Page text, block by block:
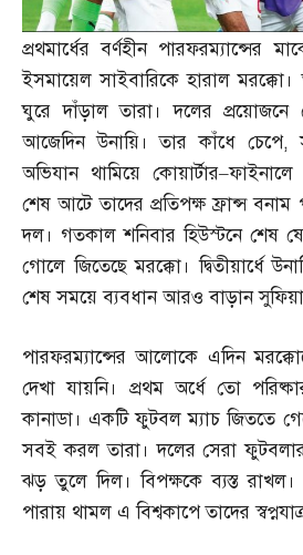
প্রথমার্ধের বর্ণহীন পারফরম্যান্সের
ইসমায়েল সাইবারিকে হারাল মরক্কো।
ঘুরে দাঁড়াল তারা। দলের
আজেদিন উনায়ি। তার কাঁধে চেপে,
অভিযান থামিয়ে কোয়ার্টার–
শেষ আটে তাদের প্রতিপক্ষ ফ্রান্স বনাম
দল। গতকাল শনিবার হিউস্টনে শেষ
গোলে জিতেছে মরক্কো। দ্বিতীয়ার্ধে
শেষ সময়ে ব্যবধান আরও বাড়ান
পারফরম্যান্সের আলোকে এদিন
দেখা যায়নি। প্রথম অর্ধে তো
কানাডা। একটি ফুটবল ম্যাচ জিততে
সবই করল তারা। দলের সেরা
ঝড় তুলে দিল। বিপক্ষকে ব্যস্ত
পারায় থামল এ বিশ্বকাপে তাদের